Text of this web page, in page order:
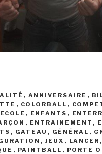
, ANNIVERSAIRE ,
, COLORBALL ,
ECOLE , ENFANTS ,
, ENTRAINEMENT ,
, GATEAU , GÉNÉRAL ,
, JEUX , LANCER ,
, PAINTBALL , PORTE